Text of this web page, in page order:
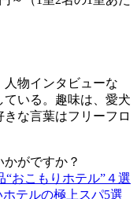
物インタビューな
いる。趣味は、愛犬
な言葉はフリーフロ
がですか？
おこもりホテル”４選
テルの極上スパ5選